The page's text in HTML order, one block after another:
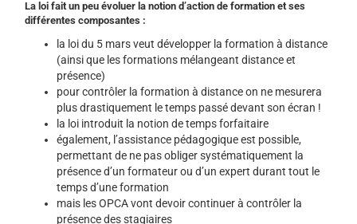
La loi fait un peu évoluer la notion d’action de formation et ses
différentes composantes :
la loi du 5 mars veut développer la formation à distance
(ainsi que les formations mélangeant distance et
présence)
pour contrôler la formation à distance on ne mesurera
plus drastiquement le temps passé devant son écran !
la loi introduit la notion de temps forfaitaire
également, l’assistance pédagogique est possible,
permettant de ne pas obliger systématiquement la
présence d’un formateur ou d’un expert durant tout le
temps d’une formation
mais les OPCA vont devoir continuer à contrôler la
présence des stagiaires